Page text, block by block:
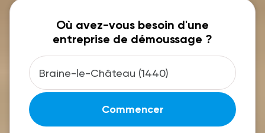
Où avez-vous besoin d'une
entreprise de démoussage ?
Commencer